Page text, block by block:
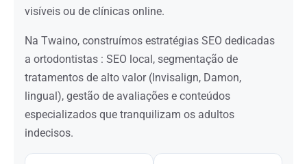
visíveis ou de clínicas online.
Na Twaino, construímos estratégias SEO dedicadas
a ortodontistas : SEO local, segmentação de
tratamentos de alto valor (Invisalign, Damon,
lingual), gestão de avaliações e conteúdos
especializados que tranquilizam os adultos
indecisos.